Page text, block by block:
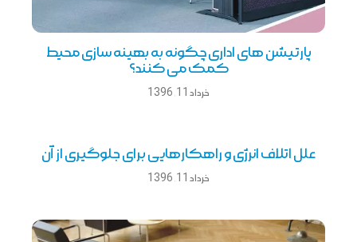
پارتیشن های اداری چگونه به بهینه سازی محیط
کمک می کنند؟
خرداد 11, 1396
علل اتلاف انرژی و راهکارهایی برای جلوگیری از آن
خرداد 11, 1396